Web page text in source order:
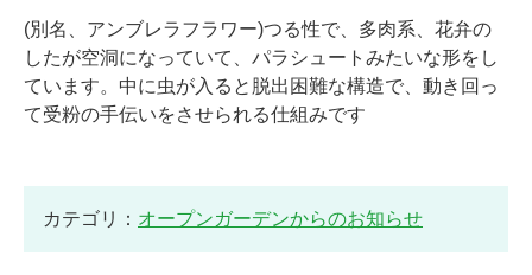
(別名、アンブレラフラワー)つる性で、多肉系、花弁の
したが空洞になっていて、パラシュートみたいな形をし
ています。中に虫が入ると脱出困難な構造で、動き回っ
て受粉の手伝いをさせられる仕組みです
カテゴリ： オープンガーデンからのお知らせ